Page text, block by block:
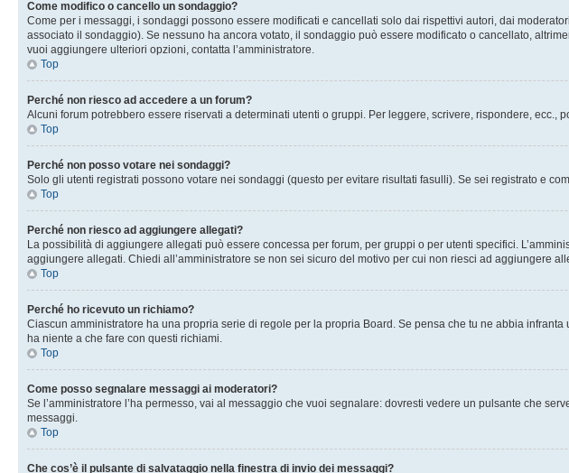
Come modifico o cancello un sondaggio?
Come per i messaggi, i sondaggi possono essere modificati e cancellati solo dai rispettivi autori, dai
associato il sondaggio). Se nessuno ha ancora votato, il sondaggio può essere modificato o cancellato,
vuoi aggiungere ulteriori opzioni, contatta l’amministratore.
Top
Perché non riesco ad accedere a un forum?
Alcuni forum potrebbero essere riservati a determinati utenti o gruppi. Per leggere, scrivere, rispondere,
Top
Perché non posso votare nei sondaggi?
Solo gli utenti registrati possono votare nei sondaggi (questo per evitare risultati fasulli). Se sei registrato e
Top
Perché non riesco ad aggiungere allegati?
La possibilità di aggiungere allegati può essere concessa per forum, per gruppi o per utenti specifici.
aggiungere allegati. Chiedi all’amministratore se non sei sicuro del motivo per cui non riesci ad aggiungere
Top
Perché ho ricevuto un richiamo?
Ciascun amministratore ha una propria serie di regole per la propria Board. Se pensa che tu ne abbia
ha niente a che fare con questi richiami.
Top
Come posso segnalare messaggi ai moderatori?
Se l’amministratore l’ha permesso, vai al messaggio che vuoi segnalare: dovresti vedere un pulsante che
messaggi.
Top
Che cos’è il pulsante di salvataggio nella finestra di invio dei messaggi?